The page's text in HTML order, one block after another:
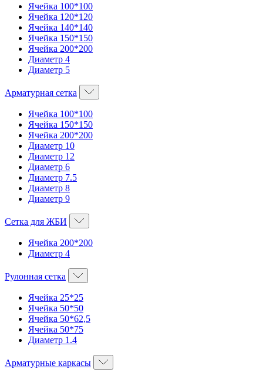
Ячейка 100*100
Ячейка 120*120
Ячейка 140*140
Ячейка 150*150
Ячейка 200*200
Диаметр 4
Диаметр 5
Арматурная сетка
Ячейка 100*100
Ячейка 150*150
Ячейка 200*200
Диаметр 10
Диаметр 12
Диаметр 6
Диаметр 7.5
Диаметр 8
Диаметр 9
Сетка для ЖБИ
Ячейка 200*200
Диаметр 4
Рулонная сетка
Ячейка 25*25
Ячейка 50*50
Ячейка 50*62,5
Ячейка 50*75
Диаметр 1.4
Арматурные каркасы